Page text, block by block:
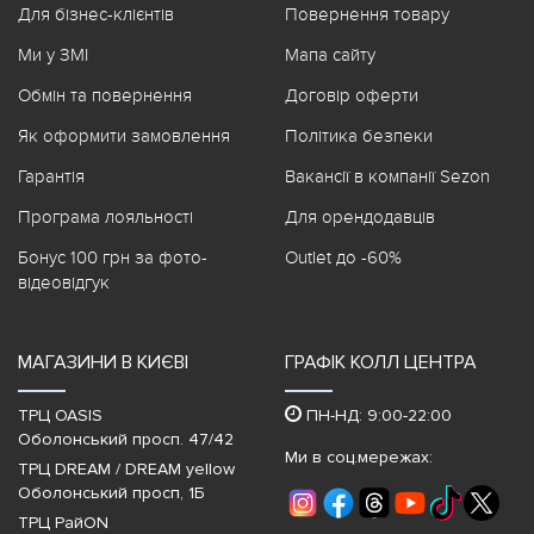
Для бізнес-клієнтів
Ми у ЗМІ
Обмін та повернення
Як оформити замовлення
Гарантія
Програма лояльності
Бонус 100 грн за фото-
відеовідгук
Повернення товару
Мапа сайту
Договір оферти
Політика безпеки
Вакансії в компанії Sezon
Для орендодавців
Outlet до -60%
МАГАЗИНИ В КИЄВІ
ТРЦ OASIS
Оболонський просп. 47/42
ТРЦ DREAM / DREAM yellow
Оболонський просп, 1Б
ТРЦ РайON
ГРАФІК КОЛЛ ЦЕНТРА
ПН-НД: 9:00-22:00
Ми в соц.мережах: